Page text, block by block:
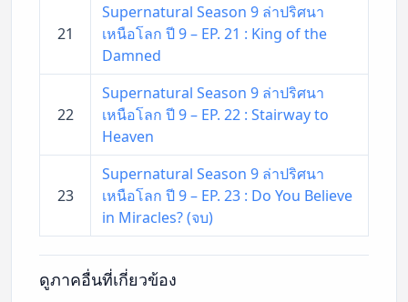
21
Supernatural Season 9 ล่าปริศนา
เหนือโลก ปี 9 – EP. 21 : King of the
Damned
22
Supernatural Season 9 ล่าปริศนา
เหนือโลก ปี 9 – EP. 22 : Stairway to
Heaven
23
Supernatural Season 9 ล่าปริศนา
เหนือโลก ปี 9 – EP. 23 : Do You Believe
in Miracles? (จบ)
ดูภาคอื่นที่เกี่ยวข้อง